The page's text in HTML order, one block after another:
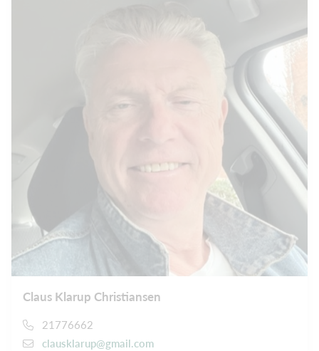
Claus Klarup Christiansen
21776662
clausklarup@gmail.com